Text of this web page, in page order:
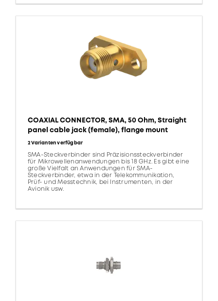
COAXIAL CONNECTOR, SMA, 50 Ohm, Straight
panel cable jack (female), flange mount
2 Varianten verfügbar
SMA-Steckverbinder sind Präzisionssteckverbinder
für Mikrowellenanwendungen bis 18 GHz. Es gibt eine
große Vielfalt an Anwendungen für SMA-
Steckverbinder, etwa in der Telekommunikation,
Prüf- und Messtechnik, bei Instrumenten, in der
Avionik usw.